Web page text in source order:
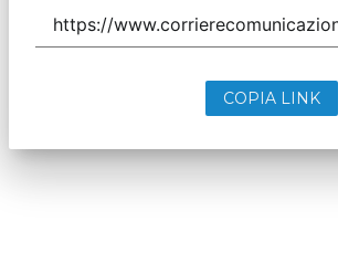
COPIA LINK